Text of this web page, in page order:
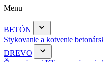
Menu
BETÓN
Stykovanie a kotvenie
DREVO